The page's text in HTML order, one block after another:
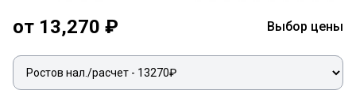
от 13,270 ₽ Выбор цены